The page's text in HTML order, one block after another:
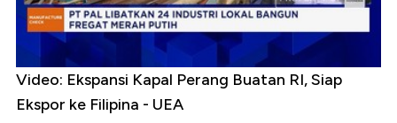
Video: Ekspansi Kapal Perang Buatan RI, Siap
Ekspor ke Filipina - UEA